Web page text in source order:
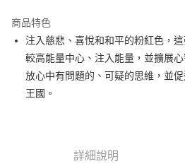
Apple Pay
街口支付
悠遊付
商品特色
注入慈悲、喜悅和和平的粉紅色，
較高能量中心、注入能量，並擴展
放心中有問題的、可疑的思維，並
王國。
詳細說明